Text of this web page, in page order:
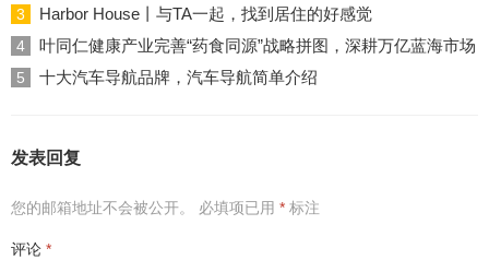
3 Harbor House丨与TA一起，找到居住的好感觉
4 叶同仁健康产业完善“药食同源”战略拼图，深耕万亿蓝海市场
5 十大汽车导航品牌，汽车导航简单介绍
发表回复
您的邮箱地址不会被公开。 必填项已用 * 标注
评论 *